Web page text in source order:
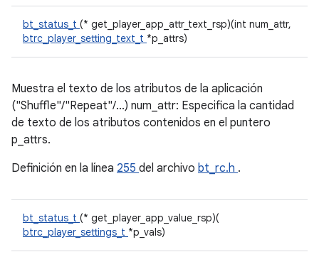
bt_status_t (* get_player_app_attr_text_rsp)(int num_attr,
btrc_player_setting_text_t *p_attrs)
Muestra el texto de los atributos de la aplicación
("Shuffle"/"Repeat"/...) num_attr: Especifica la cantidad
de texto de los atributos contenidos en el puntero
p_attrs.
Definición en la línea 255 del archivo bt_rc.h .
bt_status_t (* get_player_app_value_rsp)(
btrc_player_settings_t *p_vals)